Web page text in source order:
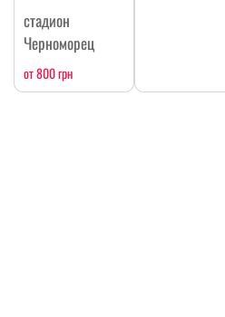
стадион
Черноморец
от 800 грн